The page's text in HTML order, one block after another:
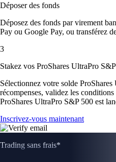
Déposer des fonds
Déposez des fonds par virement
Pay ou Google Pay, ou transférez
3
Stakez vos ProShares UltraPro
Sélectionnez votre solde
récompenses, validez les
ProShares UltraPro S&P 500 est
Inscrivez-vous maintenant
Trading sans frais*